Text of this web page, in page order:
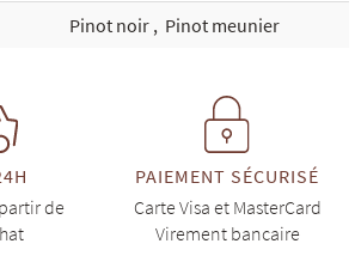
Pinot noir , Pinot meunier
de
PAIEMENT SÉCURISÉ
Carte Visa et MasterCard
Virement bancaire